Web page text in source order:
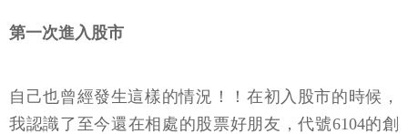
第一次進入股市
自己也曾經發生這樣的情況！！在初入股市的時候，
我認識了至今還在相處的股票好朋友，代號6104的創